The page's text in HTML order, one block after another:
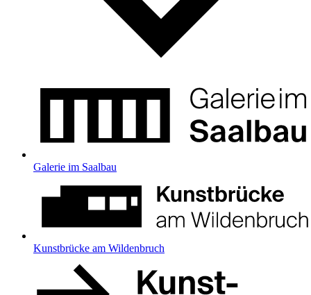
Galerie im Saalbau
Kunstbrücke am Wildenbruch